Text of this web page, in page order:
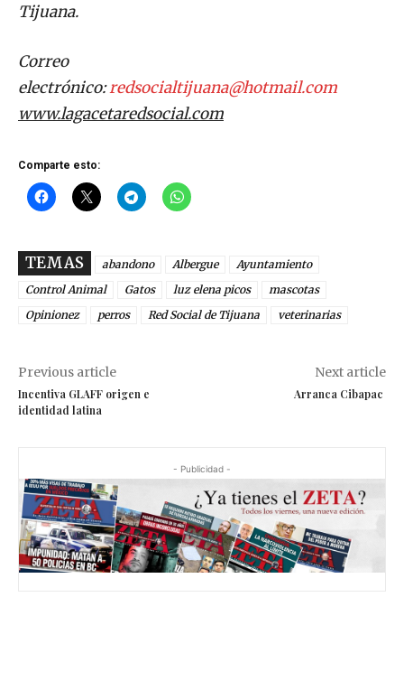
Tijuana.
Correo
electrónico:redsocialtijuana@hotmail.com
www.lagacetaredsocial.com
Comparte esto:
TEMAS abandono Albergue
Ayuntamiento
Control Animal
Gatos luz elena picos
mascotas
Opinionez
perros Red Social de Tijuana veterinarias
Previous article
Incentiva GLAFF origen e
identidad latina
Next article
Arranca Cibapac
- Publicidad -